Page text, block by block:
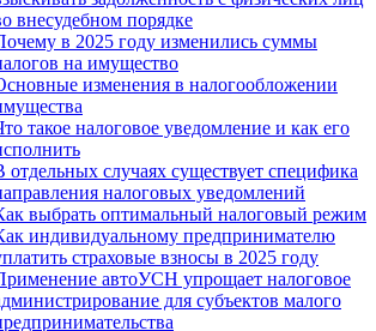
внесудебном порядке
в 2025 году изменились суммы
на имущество
изменения в налогообложении
такое налоговое уведомление и как его
отдельных случаях существует специфика
налоговых уведомлений
выбрать оптимальный налоговый режим
индивидуальному предпринимателю
страховые взносы в 2025 году
автоУСН упрощает налоговое
для субъектов малого